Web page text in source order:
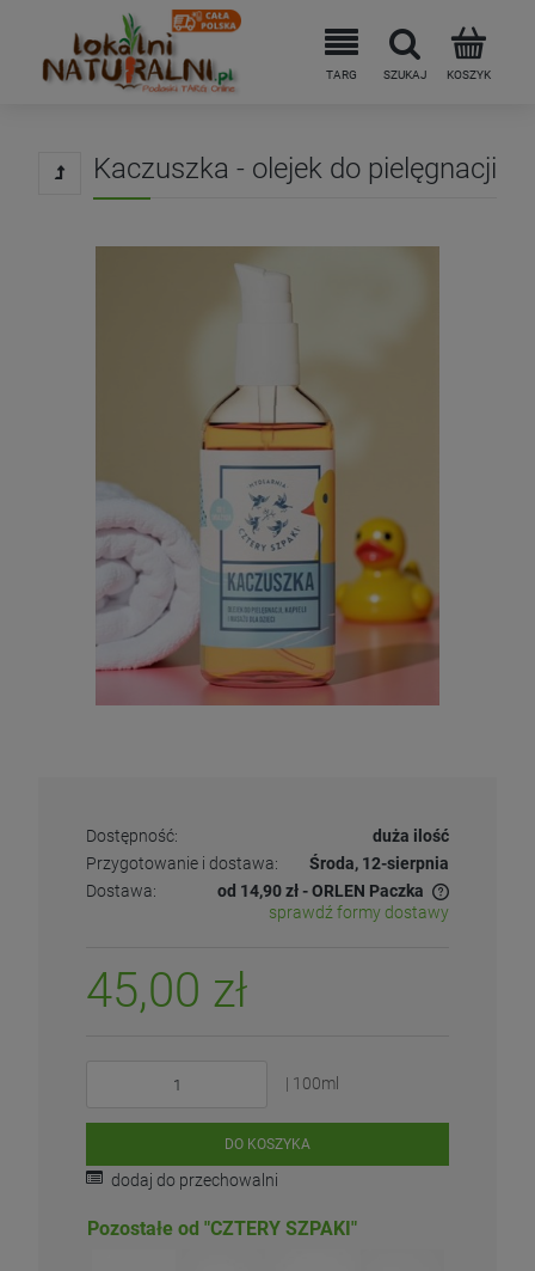
Kaczuszka - olejek do pielęgnacji
Dostępność:
duża ilość
Przygotowanie i dostawa:
Środa, 12-sierpnia
Dostawa:
od 14,90 zł- ORLEN Paczka
sprawdź formy dostawy
45,00 zł
| 100ml
DO KOSZYKA
dodaj do przechowalni
Pozostałe od "CZTERY SZPAKI"